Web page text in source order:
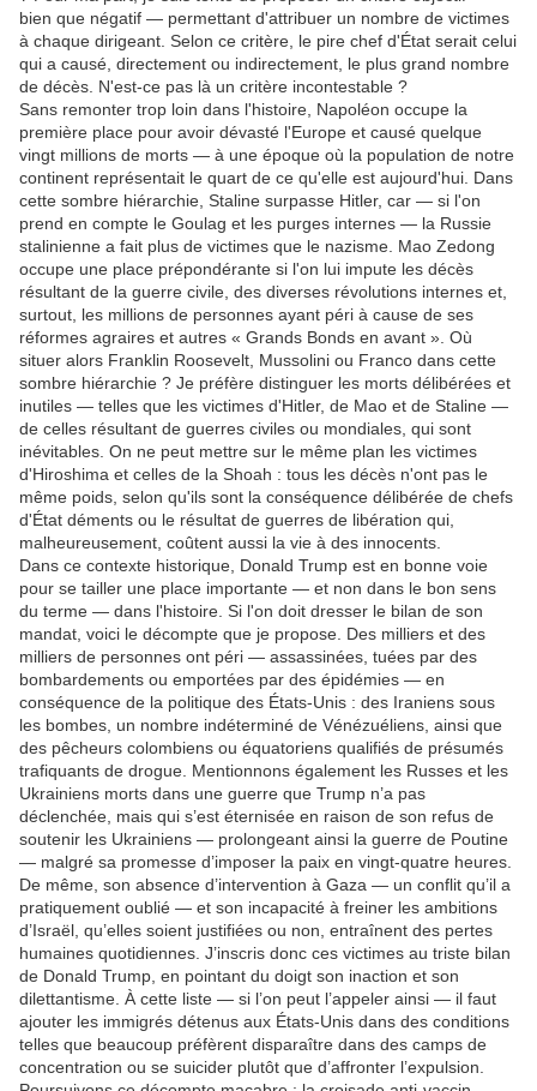
bien que négatif — permettant d'attribuer un nombre de victimes
à chaque dirigeant. Selon ce critère, le pire chef d'État serait celui
qui a causé, directement ou indirectement, le plus grand nombre
de décès. N'est-ce pas là un critère incontestable ?
Sans remonter trop loin dans l'histoire, Napoléon occupe la
première place pour avoir dévasté l'Europe et causé quelque
vingt millions de morts — à une époque où la population de notre
continent représentait le quart de ce qu'elle est aujourd'hui. Dans
cette sombre hiérarchie, Staline surpasse Hitler, car — si l'on
prend en compte le Goulag et les purges internes — la Russie
stalinienne a fait plus de victimes que le nazisme. Mao Zedong
occupe une place prépondérante si l'on lui impute les décès
résultant de la guerre civile, des diverses révolutions internes et,
surtout, les millions de personnes ayant péri à cause de ses
réformes agraires et autres « Grands Bonds en avant ». Où
situer alors Franklin Roosevelt, Mussolini ou Franco dans cette
sombre hiérarchie ? Je préfère distinguer les morts délibérées et
inutiles — telles que les victimes d'Hitler, de Mao et de Staline —
de celles résultant de guerres civiles ou mondiales, qui sont
inévitables. On ne peut mettre sur le même plan les victimes
d'Hiroshima et celles de la Shoah : tous les décès n'ont pas le
même poids, selon qu'ils sont la conséquence délibérée de chefs
d'État déments ou le résultat de guerres de libération qui,
malheureusement, coûtent aussi la vie à des innocents.
Dans ce contexte historique, Donald Trump est en bonne voie
pour se tailler une place importante — et non dans le bon sens
du terme — dans l'histoire. Si l'on doit dresser le bilan de son
mandat, voici le décompte que je propose. Des milliers et des
milliers de personnes ont péri — assassinées, tuées par des
bombardements ou emportées par des épidémies — en
conséquence de la politique des États-Unis : des Iraniens sous
les bombes, un nombre indéterminé de Vénézuéliens, ainsi que
des pêcheurs colombiens ou équatoriens qualifiés de présumés
trafiquants de drogue. Mentionnons également les Russes et les
Ukrainiens morts dans une guerre que Trump n’a pas
déclenchée, mais qui s’est éternisée en raison de son refus de
soutenir les Ukrainiens — prolongeant ainsi la guerre de Poutine
— malgré sa promesse d’imposer la paix en vingt-quatre heures.
De même, son absence d’intervention à Gaza — un conflit qu’il a
pratiquement oublié — et son incapacité à freiner les ambitions
d’Israël, qu’elles soient justifiées ou non, entraînent des pertes
humaines quotidiennes. J’inscris donc ces victimes au triste bilan
de Donald Trump, en pointant du doigt son inaction et son
dilettantisme. À cette liste — si l’on peut l’appeler ainsi — il faut
ajouter les immigrés détenus aux États-Unis dans des conditions
telles que beaucoup préfèrent disparaître dans des camps de
concentration ou se suicider plutôt que d’affronter l’expulsion.